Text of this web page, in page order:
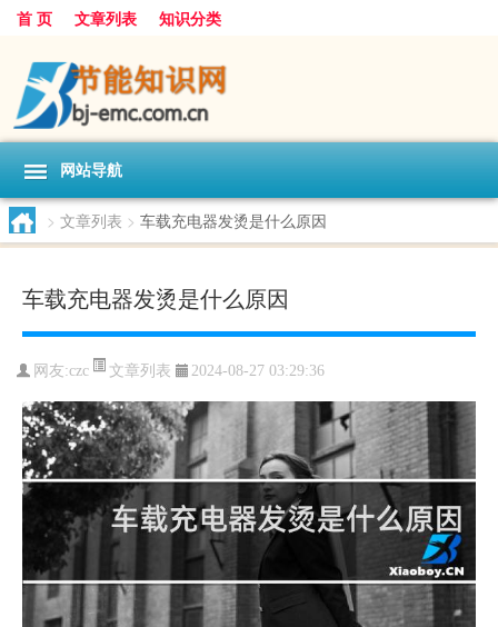
首 页 文章列表 知识分类
网站导航
> 文章列表 > 车载充电器发烫是什么原因
车载充电器发烫是什么原因
网友:czc 文章列表 2024-08-27 03:29:36